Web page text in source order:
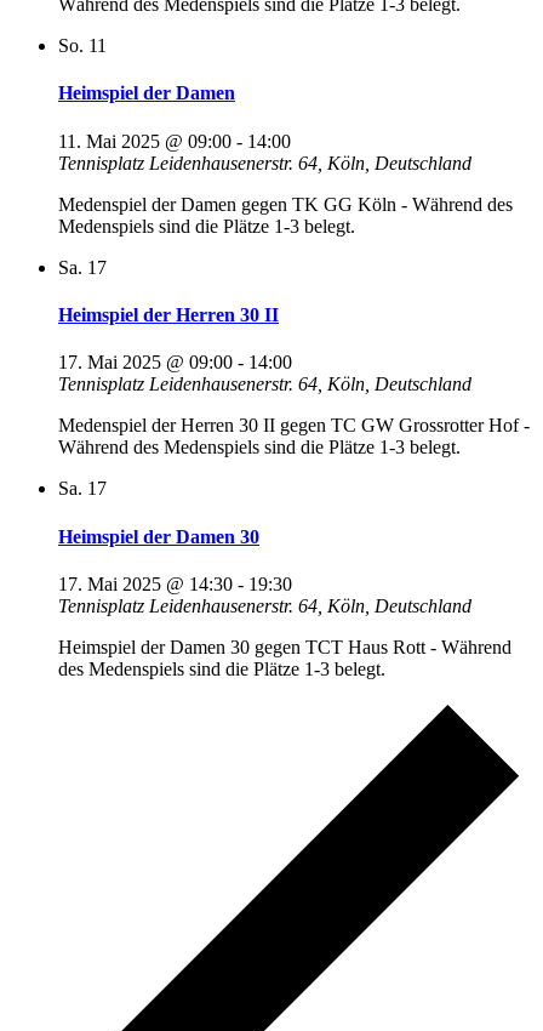
Während des Medenspiels sind die Plätze 1-3 belegt.
So. 11
Heimspiel der Damen
11. Mai 2025 @ 09:00 - 14:00
Tennisplatz Leidenhausenerstr. 64, Köln, Deutschland
Medenspiel der Damen gegen TK GG Köln - Während des
Medenspiels sind die Plätze 1-3 belegt.
Sa. 17
Heimspiel der Herren 30 II
17. Mai 2025 @ 09:00 - 14:00
Tennisplatz Leidenhausenerstr. 64, Köln, Deutschland
Medenspiel der Herren 30 II gegen TC GW Grossrotter Hof -
Während des Medenspiels sind die Plätze 1-3 belegt.
Sa. 17
Heimspiel der Damen 30
17. Mai 2025 @ 14:30 - 19:30
Tennisplatz Leidenhausenerstr. 64, Köln, Deutschland
Heimspiel der Damen 30 gegen TCT Haus Rott - Während
des Medenspiels sind die Plätze 1-3 belegt.